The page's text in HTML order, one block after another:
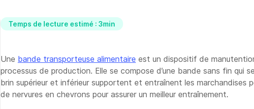
Temps de lecture estimé : 3min
Une bande transporteuse alimentaire est un dispositif de
processus de production. Elle se compose d’une bande sans fin qui
brin supérieur et inférieur supportent et entraînent les marchandises
de nervures en chevrons pour assurer un meilleur entraînement.